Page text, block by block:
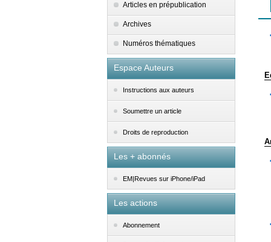
Articles en prépublication
Archives
Numéros thématiques
Espace Auteurs
Instructions aux auteurs
Soumettre un article
Droits de reproduction
Les + abonnés
EM|Revues sur iPhone/iPad
Les actions
Abonnement